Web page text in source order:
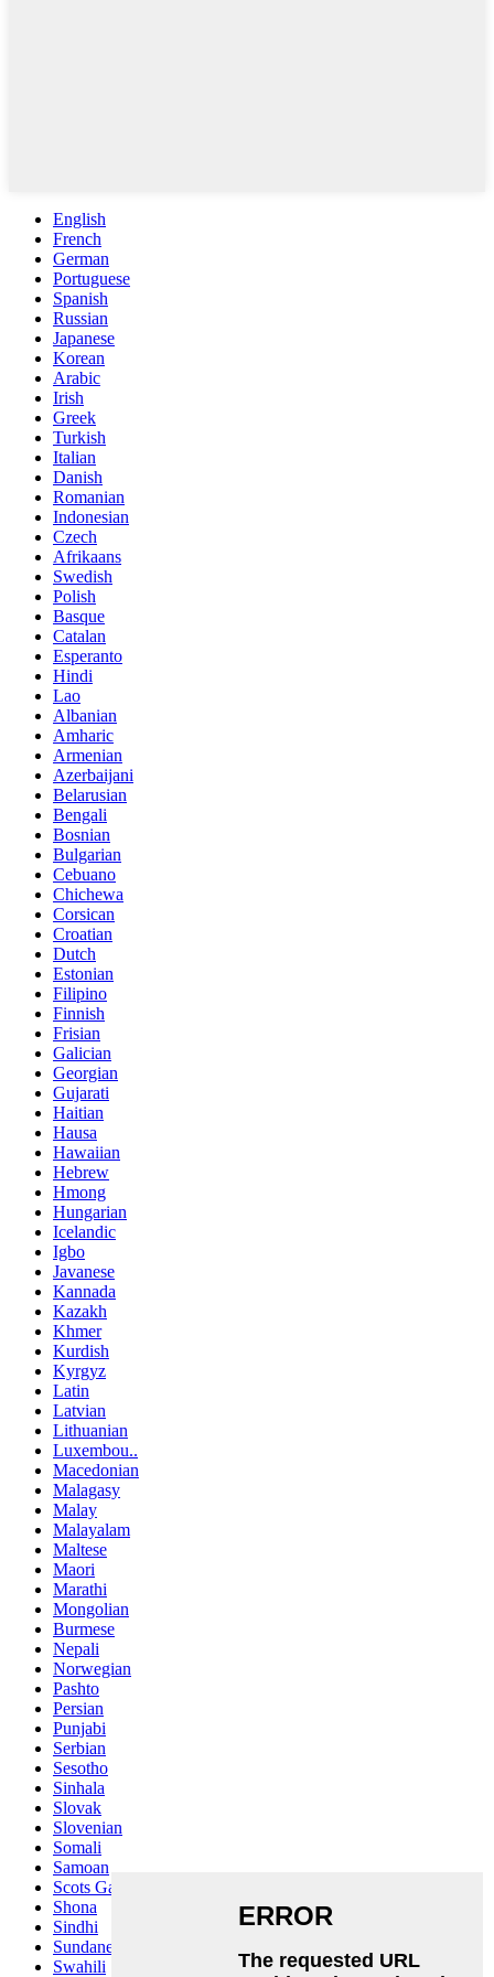
English
French
German
Portuguese
Spanish
Russian
Japanese
Korean
Arabic
Irish
Greek
Turkish
Italian
Danish
Romanian
Indonesian
Czech
Afrikaans
Swedish
Polish
Basque
Catalan
Esperanto
Hindi
Lao
Albanian
Amharic
Armenian
Azerbaijani
Belarusian
Bengali
Bosnian
Bulgarian
Cebuano
Chichewa
Corsican
Croatian
Dutch
Estonian
Filipino
Finnish
Frisian
Galician
Georgian
Gujarati
Haitian
Hausa
Hawaiian
Hebrew
Hmong
Hungarian
Icelandic
Igbo
Javanese
Kannada
Kazakh
Khmer
Kurdish
Kyrgyz
Latin
Latvian
Lithuanian
Luxembou..
Macedonian
Malagasy
Malay
Malayalam
Maltese
Maori
Marathi
Mongolian
Burmese
Nepali
Norwegian
Pashto
Persian
Punjabi
Serbian
Sesotho
Sinhala
Slovak
Slovenian
Somali
Samoan
Scots Gaelic
Shona
Sindhi
Sundanese
Swahili